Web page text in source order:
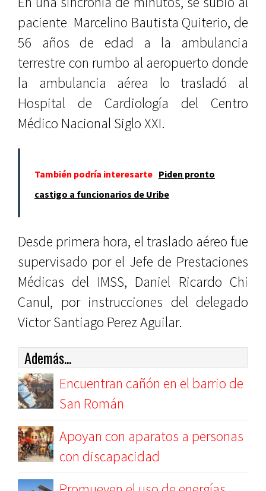
paciente Marcelino Bautista Quiterio, de
56 años de edad a la ambulancia
terrestre con rumbo al aeropuerto donde
la ambulancia aérea lo trasladó al
Hospital de Cardiología del Centro
Médico Nacional Siglo XXI.
También podría interesarte Piden pronto
castigo a funcionarios de Uribe
Desde primera hora, el traslado aéreo fue
supervisado por el Jefe de Prestaciones
Médicas del IMSS, Daniel Ricardo Chi
Canul, por instrucciones del delegado
Victor Santiago Perez Aguilar.
Además...
Encuentran cañón en el barrio de
San Román
Apoyan con aparatos a personas
con discapacidad